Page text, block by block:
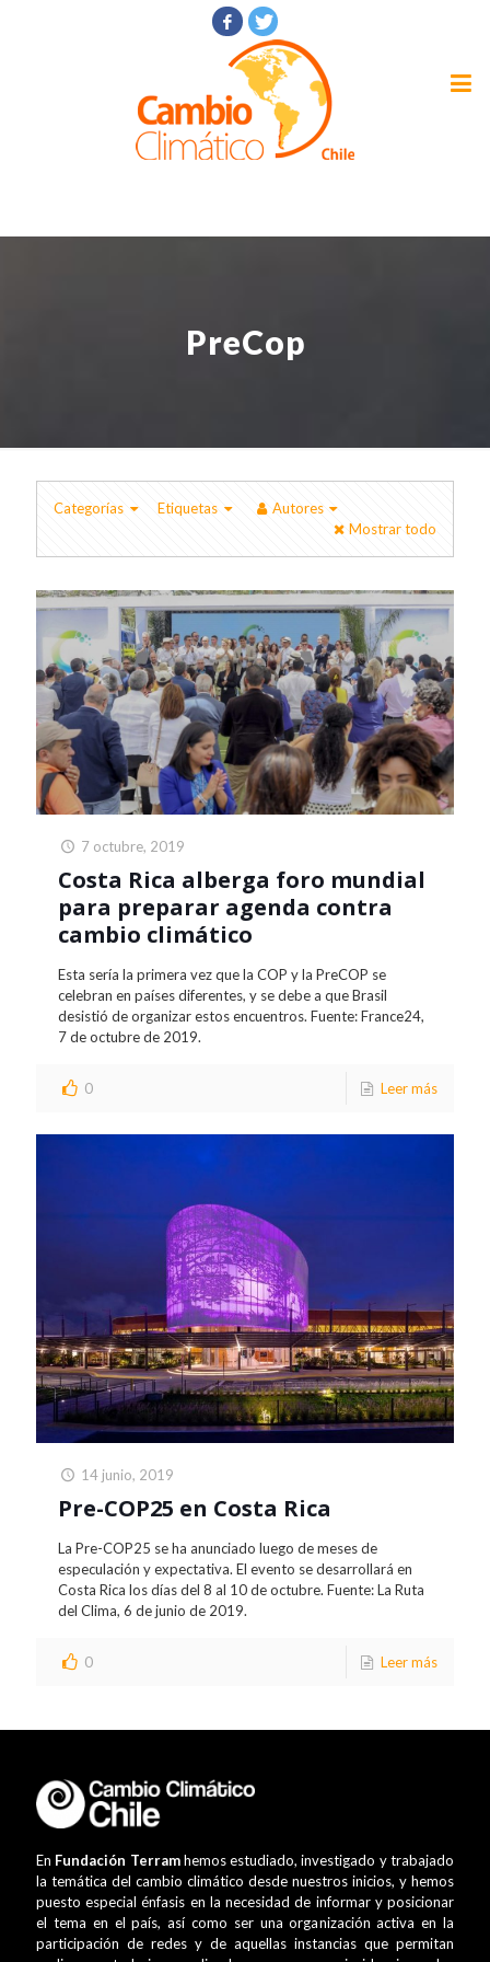
PreCop
Categorías Etiquetas
Autores
Mostrar todo
7 octubre, 2019
Costa Rica alberga foro mundial
para preparar agenda contra
cambio climático
Esta sería la primera vez que la COP y la PreCOP se
celebran en países diferentes, y se debe a que Brasil
desistió de organizar estos encuentros. Fuente: France24,
7 de octubre de 2019.
0 Leer más
14 junio, 2019
Pre-COP25 en Costa Rica
La Pre-COP25 se ha anunciado luego de meses de
especulación y expectativa. El evento se desarrollará en
Costa Rica los días del 8 al 10 de octubre. Fuente: La Ruta
del Clima, 6 de junio de 2019.
0 Leer más
En Fundación Terramhemos estudiado, investigado y trabajado
la temática del cambio climático desde nuestros inicios, y hemos
puesto especial énfasis en la necesidad de informar y posicionar
el tema en el país, así como ser una organización activa en la
participación de redes y de aquellas instancias que permitan